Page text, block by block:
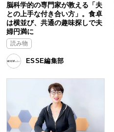
脳科学的の専門家が教える「夫
との上手な付き合い方」。食卓
は横並び、共通の趣味探しで夫
婦円満に
読み物
ESSE編集部